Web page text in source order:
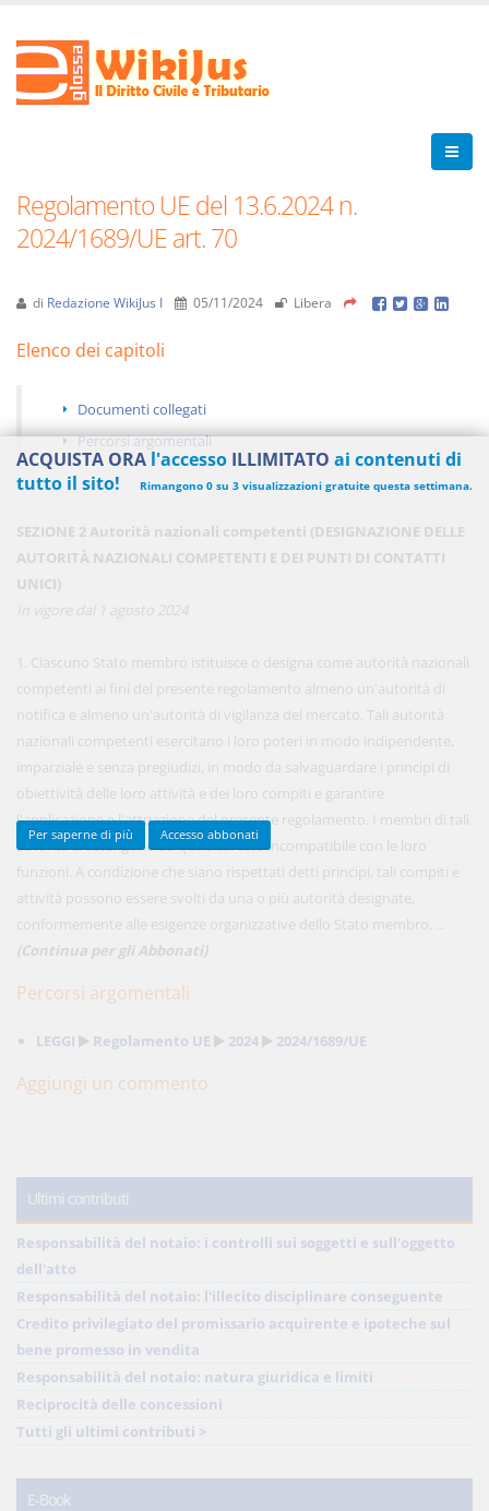
Regolamento UE del 13.6.2024 n.
2024/1689/UE art. 70
di Redazione WikiJus I 05/11/2024 Libera
Elenco dei capitoli
Documenti collegati
Percorsi argomentali
SEZIONE 2 Autorità nazionali competenti (DESIGNAZIONE DELLE
AUTORITÀ NAZIONALI COMPETENTI E DEI PUNTI DI CONTATTI
UNICI)
In vigore dal 1 agosto 2024
1. Ciascuno Stato membro istituisce o designa come autorità nazionali
competenti ai fini del presente regolamento almeno un'autorità di
notifica e almeno un'autorità di vigilanza del mercato. Tali autorità
nazionali competenti esercitano i loro poteri in modo indipendente,
imparziale e senza pregiudizi, in modo da salvaguardare i principi di
obiettività delle loro attività e dei loro compiti e garantire
l'applicazione e l'attuazione del presente regolamento. I membri di tali
autorità si astengono da qualsiasi atto incompatibile con le loro
funzioni. A condizione che siano rispettati detti principi, tali compiti e
attività possono essere svolti da una o più autorità designate,
conformemente alle esigenze organizzative dello Stato membro. ...
(Continua per gli Abbonati)
Percorsi argomentali
LEGGI Regolamento UE 2024 2024/1689/UE
Aggiungi un commento
Ultimi contributi
Responsabilità del notaio: i controlli sui soggetti e sull'oggetto
dell'atto
Responsabilità del notaio: l'illecito disciplinare conseguente
Credito privilegiato del promissario acquirente e ipoteche sul
bene promesso in vendita
Responsabilità del notaio: natura giuridica e limiti
Reciprocità delle concessioni
Tutti gli ultimi contributi >
E-Book
ACQUISTA ORA l'accesso ILLIMITATO ai contenuti di
tutto il sito!
Rimangono 0 su 3 visualizzazioni gratuite questa settimana.
anziché
Acquista ora
Per saperne di più Accesso abbonati